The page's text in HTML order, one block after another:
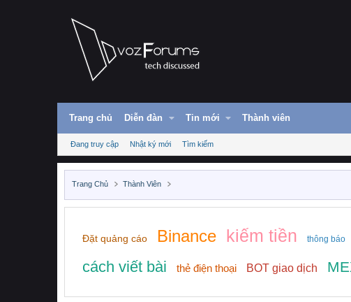
Trang chủ Diễn đàn Tin mới Thành viên
Đang truy cập Nhật ký mới Tìm kiếm
Trang Chủ Thành Viên
Đặt quảng cáo Binance kiếm tiền thông báo
cách viết bài thẻ điện thoại BOT giao dịch